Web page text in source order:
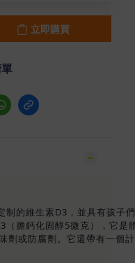
立即購買
制的維生素D3，並具有孩
（膽鈣化固醇5微克），它
劑或防腐劑。它還帶有一個